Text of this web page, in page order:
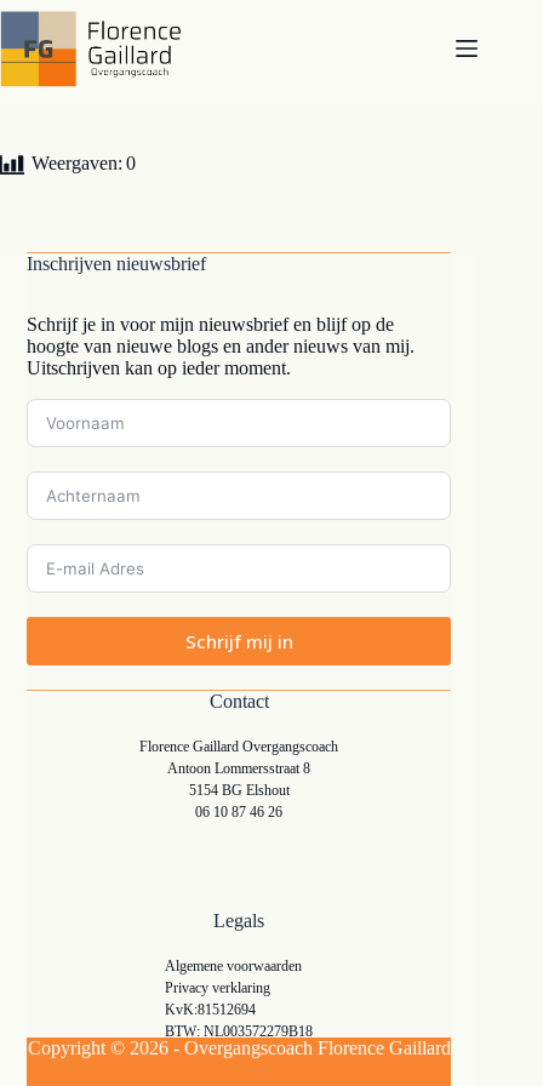
Ga
de
Weergaven: 0
Inschrijven nieuwsbrief
Schrijf je in voor mijn nieuwsbrief en blijf op de
hoogte van nieuwe blogs en ander nieuws van mij.
Uitschrijven kan op ieder moment.
Schrijf mij in
Contact
Florence Gaillard Overgangscoach
Antoon Lommersstraat 8
5154 BG Elshout
06 10 87 46 26
Legals
Algemene voorwaarden
Privacy verklaring
KvK:81512694
BTW: NL003572279B18
Copyright © 2026 - Overgangscoach Florence Gaillard